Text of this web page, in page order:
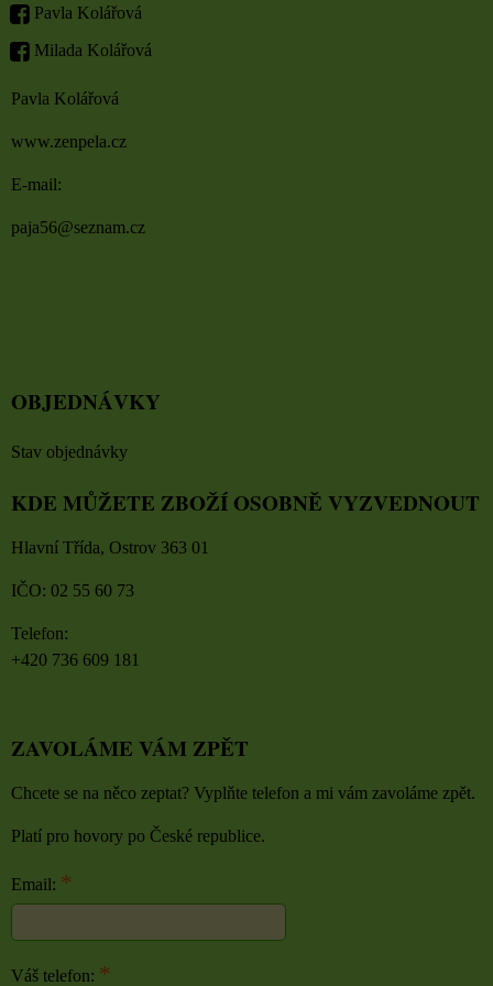
Pavla Kolářová
Milada Kolářová
Pavla Kolářová
www.zenpela.cz
E-mail:
paja56@seznam.cz
OBJEDNÁVKY
Stav objednávky
KDE MŮŽETE ZBOŽÍ OSOBNĚ VYZVEDNOUT
Hlavní Třída, Ostrov 363 01
IČO: 02 55 60 73
Telefon:
+420 736 609 181
ZAVOLÁME VÁM ZPĚT
Chcete se na něco zeptat? Vyplňte telefon a mi vám zavoláme zpět.
Platí pro hovory po České republice.
Email: *
Váš telefon: *